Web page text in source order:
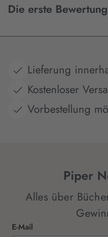
Die erste
Lieferung
Kostenloser
Vorbestellung
Piper
Alles über
E-Mail